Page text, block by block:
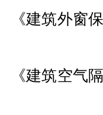
建筑外窗保
建筑空气隔